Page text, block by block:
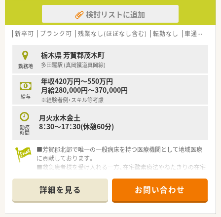
検討リストに追加
新卒可 ブランク可 残業なし(ほぼなし含む) 転勤なし 車通勤可
勤務地
栃木県 芳賀郡茂木町
多田羅駅 (真岡鐵道真岡線)
給与
年収420万円～550万円
月給280,000円～370,000円
※経験者例・スキル等考慮
勤務
時間
月火水木金土
8：30～17：30(休憩60分)
■芳賀郡北部で唯一の一般病床を持つ医療機関として地域医療
に貢献しております。
■救急患者様を受け入れる一方、在宅酸素療法やねたきりの在宅
■産育休取得実績あり。ライフステージにあわせた就業が可能
です。
■豊かな経験や知識をもつ人はもちろん、医療をとおしてさらに
自身の向上を目指す意欲にあふれた人材を募集しております！
詳細を見る お問い合わせ